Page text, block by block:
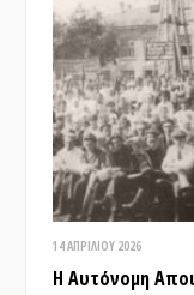
14 ΑΠΡΙΛΊΟΥ 2026
Η Αυτόνομη